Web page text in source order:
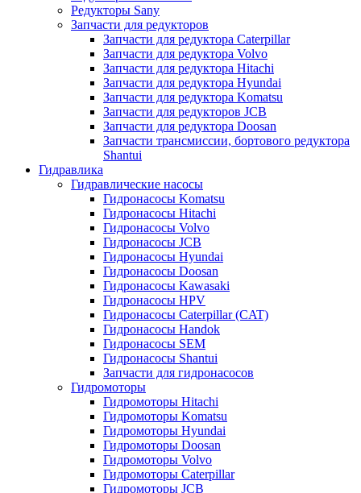
Редукторы Sany
Запчасти для редукторов
Запчасти для редуктора Caterpillar
Запчасти для редуктора Volvo
Запчасти для редуктора Hitachi
Запчасти для редуктора Hyundai
Запчасти для редуктора Komatsu
Запчасти для редукторов JCB
Запчасти для редуктора Doosan
Запчасти трансмиссии, бортового редуктора
Shantui
Гидравлика
Гидравлические насосы
Гидронасосы Komatsu
Гидронасосы Hitachi
Гидронасосы Volvo
Гидронасосы JCB
Гидронасосы Hyundai
Гидронасосы Doosan
Гидронасосы Kawasaki
Гидронасосы HPV
Гидронасосы Caterpillar (CAT)
Гидронасосы Handok
Гидронасосы SEM
Гидронасосы Shantui
Запчасти для гидронасосов
Гидромоторы
Гидромоторы Hitachi
Гидромоторы Komatsu
Гидромоторы Hyundai
Гидромоторы Doosan
Гидромоторы Volvo
Гидромоторы Caterpillar
Гидромоторы JCB